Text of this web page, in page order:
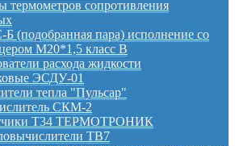
термометров сопротивления
(подобранная пара) исполнение со
М20*1,5 класс B
расхода жидкости
ЭСДУ-01
тепла "Пульсар"
СКМ-2
Т34 ТЕРМОТРОНИК
ТВ7